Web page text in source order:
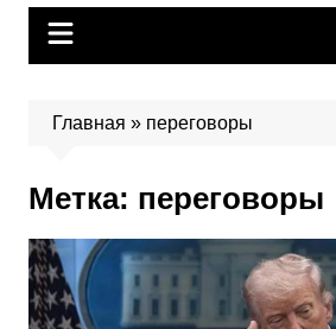
Главная » переговоры
Метка: переговоры